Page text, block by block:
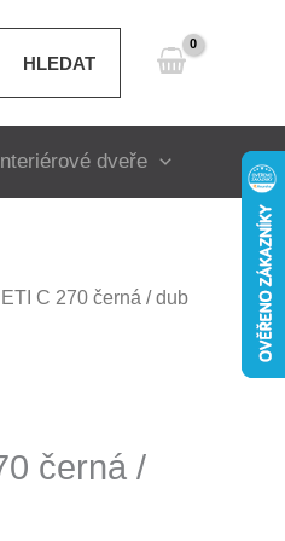
HLEDAT
dveře
C 270 černá / dub
černá /